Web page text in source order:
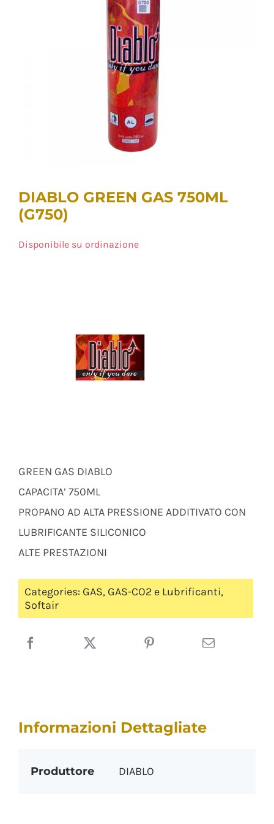
DIABLO GREEN GAS 750ML
(G750)
Disponibile su ordinazione
GREEN GAS DIABLO
CAPACITA’ 750ML
PROPANO AD ALTA PRESSIONE ADDITIVATO CON
LUBRIFICANTE SILICONICO
ALTE PRESTAZIONI
Categories: GAS, GAS-CO2 e Lubrificanti,
Softair
Informazioni Dettagliate
Produttore DIABLO